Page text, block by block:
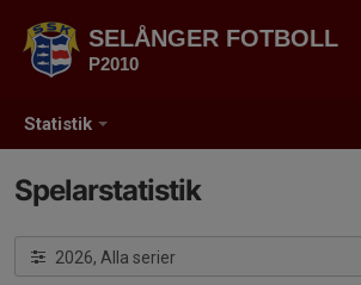
Statistik
SELÅNGER FOTBOLL
P2010
Spelarstatistik
2026, Alla serier